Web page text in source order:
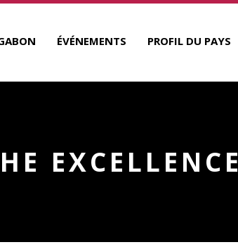
ÉVÉNEMENTS PROFIL DU PAYS
EXCELLENCE